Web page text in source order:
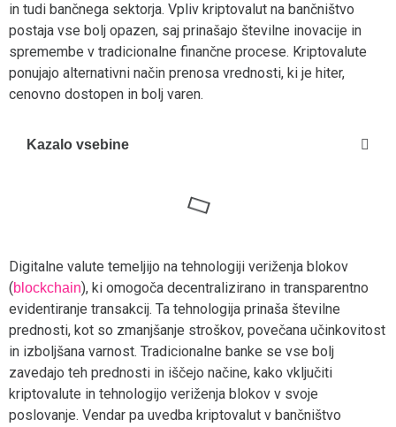
in tudi bančnega sektorja. Vpliv kriptovalut na bančništvo
postaja vse bolj opazen, saj prinašajo številne inovacije in
spremembe v tradicionalne finančne procese. Kriptovalute
ponujajo alternativni način prenosa vrednosti, ki je hiter,
cenovno dostopen in bolj varen.
Kazalo vsebine
Digitalne valute temeljijo na tehnologiji veriženja blokov
(blockchain), ki omogoča decentralizirano in transparentno
evidentiranje transakcij. Ta tehnologija prinaša številne
prednosti, kot so zmanjšanje stroškov, povečana učinkovitost
in izboljšana varnost. Tradicionalne banke se vse bolj
zavedajo teh prednosti in iščejo načine, kako vključiti
kriptovalute in tehnologijo veriženja blokov v svoje
poslovanje. Vendar pa uvedba kriptovalut v bančništvo